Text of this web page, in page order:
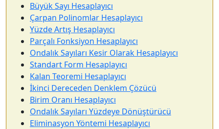
Büyük Sayı Hesaplayıcı
Çarpan Polinomlar Hesaplayıcı
Yüzde Artış Hesaplayıcı
Parçalı Fonksiyon Hesaplayıcı
Ondalık Sayıları Kesir Olarak Hesaplayıcı
Standart Form Hesaplayıcı
Kalan Teoremi Hesaplayıcı
İkinci Dereceden Denklem Çözücü
Birim Oranı Hesaplayıcı
Ondalık Sayıları Yüzdeye Dönüştürücü
Eliminasyon Yöntemi Hesaplayıcı